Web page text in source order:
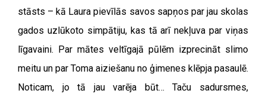
stāsts – kā Laura pievīlās savos sapņos par jau skolas
gados uzlūkoto simpātiju, kas tā arī nekļuva par viņas
līgavaini. Par mātes veltīgajā pūlēm izprecināt slimo
meitu un par Toma aiziešanu no ģimenes klēpja pasaulē.
Noticam, jo tā jau varēja būt… Taču sadursmes,